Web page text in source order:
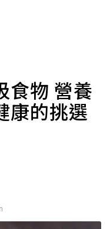
食物 營養
康的挑選